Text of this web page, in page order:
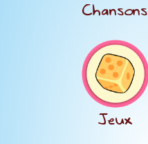
Chansons
Jeux